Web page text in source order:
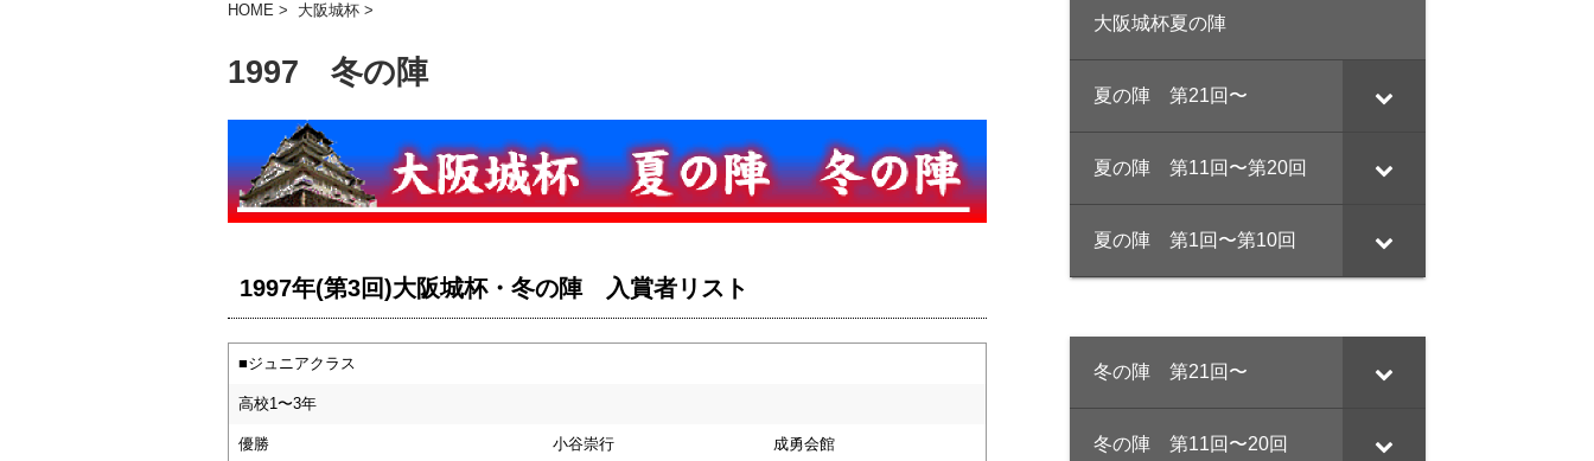
HOME > 大阪城杯 >
1997 冬の陣
1997年(第3回)大阪城杯・冬の陣 入賞者リスト
■ジュニアクラス
高校1〜3年
優勝 小谷崇行 成勇会館
大阪城杯夏の陣
夏の陣 第21回〜
夏の陣 第11回〜第20回
夏の陣 第1回〜第10回
冬の陣 第21回〜
冬の陣 第11回〜20回